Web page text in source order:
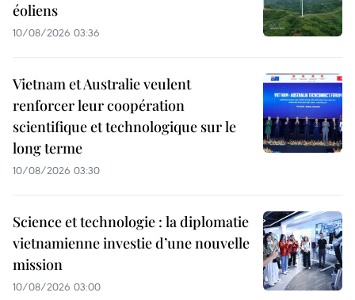
éoliens
10/08/2026 03:36
Vietnam et Australie veulent
renforcer leur coopération
scientifique et technologique sur le
long terme
10/08/2026 03:30
Science et technologie : la diplomatie
vietnamienne investie d’une nouvelle
mission
10/08/2026 03:00